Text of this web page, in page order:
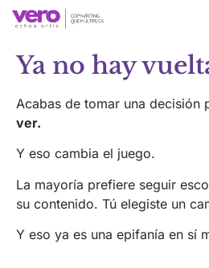
Ya no hay
Acabas de tomar una decisión
ver.
Y eso cambia el juego.
La mayoría prefiere seguir
su contenido. Tú elegiste un
Y eso ya es una epifanía en sí